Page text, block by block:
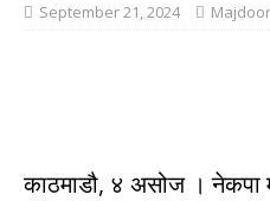
September 21, 2024
काठमाडौ, ४ असोज । नेकपा